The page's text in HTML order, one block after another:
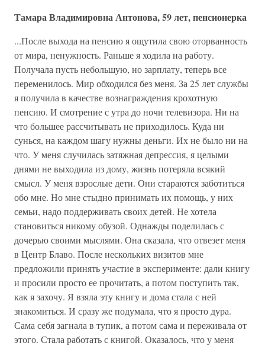
Тамара Владимировна Антонова, 59 лет, пенсионерка
...После выхода на пенсию я ощутила свою оторванность
от мира, ненужность. Раньше я ходила на работу.
Получала пусть небольшую, но зарплату, теперь все
переменилось. Мир обходился без меня. За 25 лет службы
я получила в качестве вознаграждения крохотную
пенсию. И смотрение с утра до ночи телевизора. Ни на
что большее рассчитывать не приходилось. Куда ни
сунься, на каждом шагу нужны деньги. Их не было ни на
что. У меня случилась затяжная депрессия, я целыми
днями не выходила из дому, жизнь потеряла всякий
смысл. У меня взрослые дети. Они стараются заботиться
обо мне. Но мне стыдно принимать их помощь, у них
семьи, надо поддерживать своих детей. Не хотела
становиться никому обузой. Однажды поделилась с
дочерью своими мыслями. Она сказала, что отвезет меня
в Центр Блаво. После нескольких визитов мне
предложили принять участие в эксперименте: дали книгу
и просили просто ее прочитать, а потом поступить так,
как я захочу. Я взяла эту книгу и дома стала с ней
знакомиться. И сразу же подумала, что я просто дура.
Сама себя загнала в тупик, а потом сама и переживала от
этого. Стала работать с книгой. Оказалось, что у меня